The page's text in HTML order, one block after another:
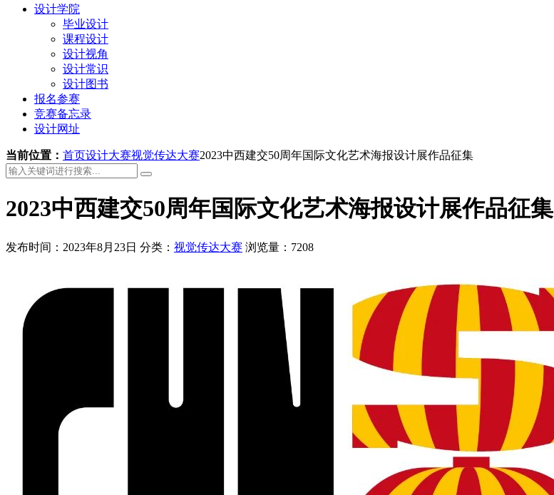
设计学院
毕业设计
课程设计
设计视角
设计常识
设计图书
报名参赛
竞赛备忘录
设计网址
当前位置： 首页设计大赛视觉传达大赛2023中西建交50周年国际文化艺术海报设计展作品征集
2023中西建交50周年国际文化艺术海报设计展作品征集
发布时间：2023年8月23日 分类： 视觉传达大赛 浏览量：7208